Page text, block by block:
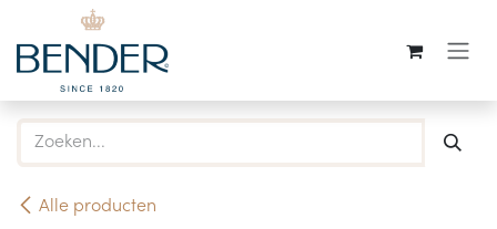
Overslaan naar inhoud
Alle producten